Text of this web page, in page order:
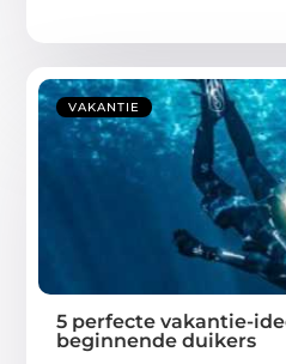
VAKANTIE
5 perfecte vakantie-
beginnende duikers